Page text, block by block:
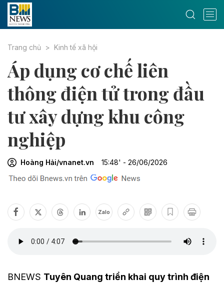
Trang chủ Kinh tế xã hội
Áp dụng cơ chế liên
thông điện tử trong đầu
tư xây dựng khu công
nghiệp
Hoàng Hải/vnanet.vn 15:48' - 26/06/2026
Zalo
BNEWS Tuyên Quang triển khai quy trình điện